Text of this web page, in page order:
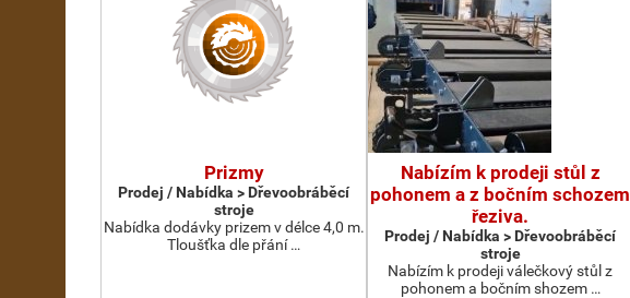
Prizmy
Prodej / Nabídka > Dřevoobráběcí
stroje
Nabídka dodávky prizem v délce 4,0 m.
Tloušťka dle přání …
Nabízím k prodeji stůl z
pohonem a z bočním schozem
řeziva.
Prodej / Nabídka > Dřevoobráběcí
stroje
Nabízím k prodeji válečkový stůl z
pohonem a bočním shozem …